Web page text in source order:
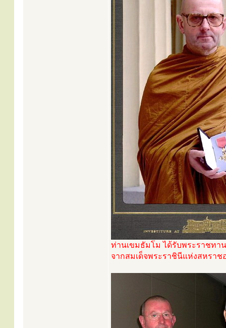
ท่านเขมธัมโม ได้รับพระราชทา
จากสมเด็จพระราชินีแห่งสหรา